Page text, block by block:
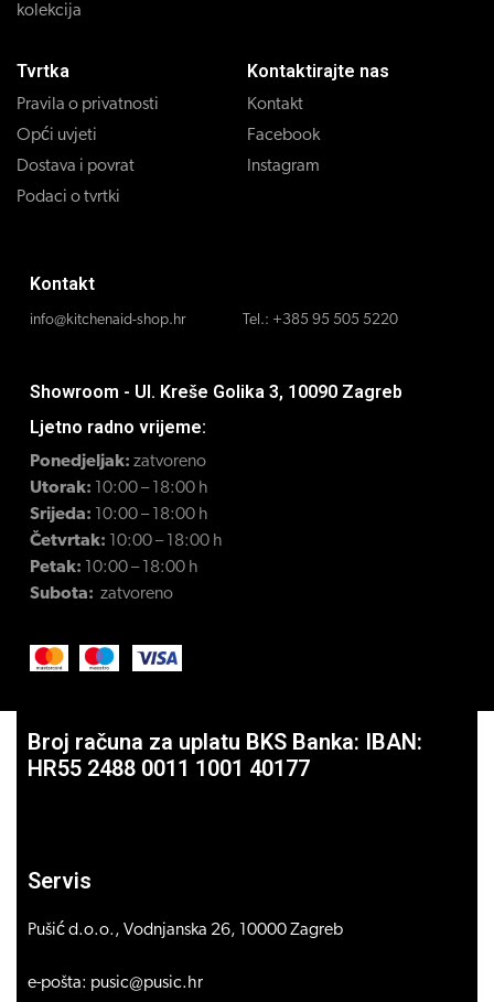
kolekcija
Tvrtka
Pravila o privatnosti
Opći uvjeti
Dostava i povrat
Podaci o tvrtki
Kontaktirajte nas
Kontakt
Facebook
Instagram
Kontakt
info@kitchenaid-shop.hr Tel.: +385 95 505 5220
Showroom - Ul. Kreše Golika 3, 10090 Zagreb
Ljetno radno vrijeme:
Ponedjeljak: zatvoreno
Utorak: 10:00 – 18:00 h
Srijeda: 10:00 – 18:00 h
Četvrtak: 10:00 – 18:00 h
Petak: 10:00 – 18:00 h
Subota: zatvoreno
Broj računa za uplatu BKS Banka: IBAN:
HR55 2488 0011 1001 40177
Servis
Pušić d.o.o., Vodnjanska 26, 10000 Zagreb
e-pošta: pusic@pusic.hr